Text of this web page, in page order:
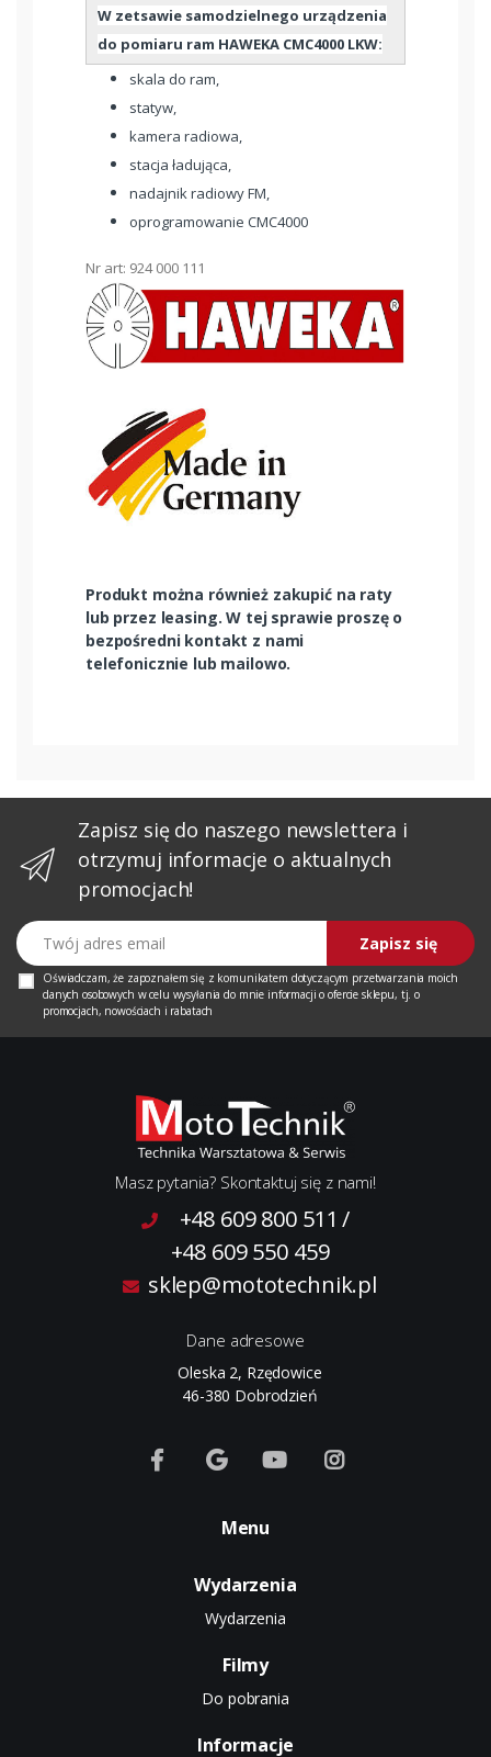
W zetsawie samodzielnego urządzenia
do pomiaru ram HAWEKA CMC4000 LKW:
skala do ram,
statyw,
kamera radiowa,
stacja ładująca,
nadajnik radiowy FM,
oprogramowanie CMC4000
Nr art: 924 000 111
Produkt można również zakupić na raty
lub przez leasing. W tej sprawie proszę o
bezpośredni kontakt z nami
telefonicznie lub mailowo.
Zapisz się do naszego newslettera i
otrzymuj informacje o aktualnych
promocjach!
Twój adres email
Zapisz się
Oświadczam, że zapoznałem się z komunikatem dotyczącym przetwarzania moich
danych osobowych w celu wysyłania do mnie informacji o ofercie sklepu, tj. o
promocjach, nowościach i rabatach
Masz pytania? Skontaktuj się z nami!
+48 609 800 511 /
+48 609 550 459
sklep@mototechnik.pl
Dane adresowe
Oleska 2, Rzędowice
46-380 Dobrodzień
Menu
Wydarzenia
Wydarzenia
Filmy
Do pobrania
Informacje